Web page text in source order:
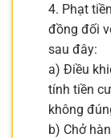
4. Phạt
đồng đối
sau đây:
a) Điều
tính tiền
không
b) Chở